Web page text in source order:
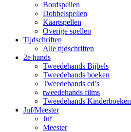
Bordspellen
Dobbelspellen
Kaartspellen
Overige spellen
Tijdschriften
Alle tijdschriften
2e hands
Tweedehands Bijbels
Tweedehands boeken
Tweedehands cd’s
tweedehands films
Tweedehands Kinderboeken
Juf/Meester
Juf
Meester